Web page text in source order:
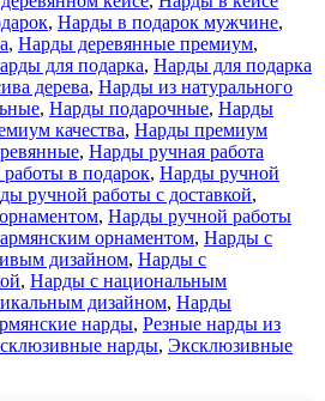
, Нарды в подарок мужчине,
, Нарды деревянные премиум,
для подарка, Нарды для подарка
дерева, Нарды из натурального
, Нарды подарочные, Нарды
качества, Нарды премиум
, Нарды ручная работа
в подарок, Нарды ручной
ручной работы с доставкой,
, Нарды ручной работы
орнаментом, Нарды с
дизайном, Нарды с
, Нарды с национальным
дизайном, Нарды
нарды, Резные нарды из
нарды, Эксклюзивные